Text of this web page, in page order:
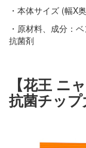
・本体サイズ (幅X
・原材料、成分：
抗菌剤
【花王 ニ
抗菌チップ